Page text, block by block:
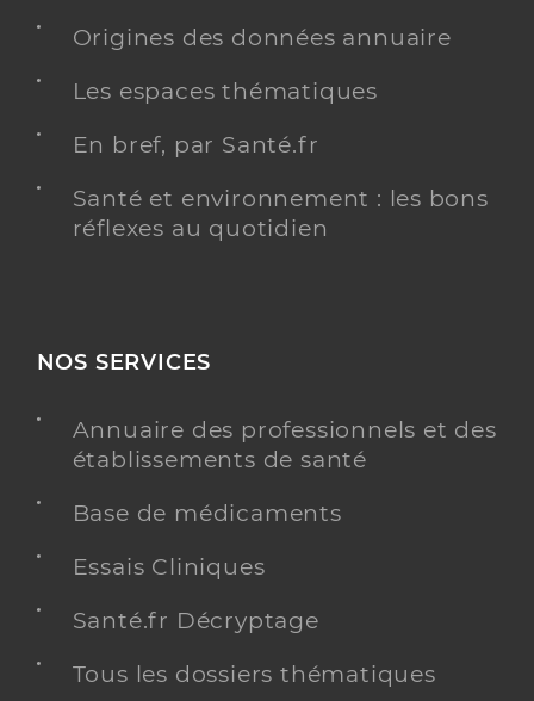
Origines des données annuaire
Les espaces thématiques
En bref, par Santé.fr
Santé et environnement : les bons
réflexes au quotidien
NOS SERVICES
Annuaire des professionnels et des
établissements de santé
Base de médicaments
Essais Cliniques
Santé.fr Décryptage
Tous les dossiers thématiques